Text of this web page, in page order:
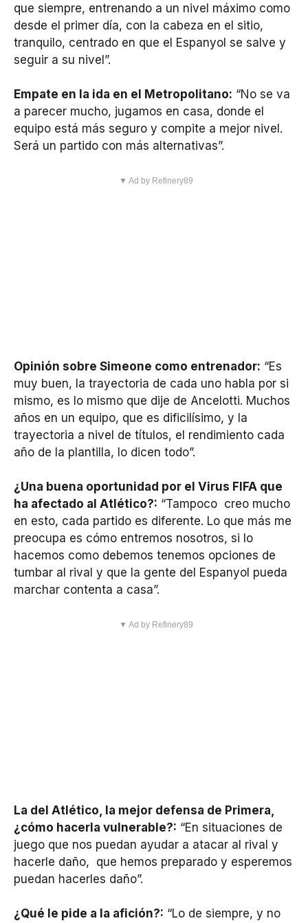
que siempre, entrenando a un nivel máximo como
desde el primer día, con la cabeza en el sitio,
tranquilo, centrado en que el Espanyol se salve y
seguir a su nivel”.
Empate en la ida en el Metropolitano: “No se va
a parecer mucho, jugamos en casa, donde el
equipo está más seguro y compite a mejor nivel.
Será un partido con más alternativas”.
▼ Ad by Refinery89
Opinión sobre Simeone como entrenador: “Es
muy buen, la trayectoria de cada uno habla por si
mismo, es lo mismo que dije de Ancelotti. Muchos
años en un equipo, que es dificilísimo, y la
trayectoria a nivel de títulos, el rendimiento cada
año de la plantilla, lo dicen todo”.
¿Una buena oportunidad por el Virus FIFA que
ha afectado al Atlético?: “Tampoco creo mucho
en esto, cada partido es diferente. Lo que más me
preocupa es cómo entremos nosotros, si lo
hacemos como debemos tenemos opciones de
tumbar al rival y que la gente del Espanyol pueda
marchar contenta a casa”.
▼ Ad by Refinery89
La del Atlético, la mejor defensa de Primera,
¿cómo hacerla vulnerable?: “En situaciones de
juego que nos puedan ayudar a atacar al rival y
hacerle daño, que hemos preparado y esperemos
puedan hacerles daño”.
¿Qué le pide a la afición?: “Lo de siempre, y no